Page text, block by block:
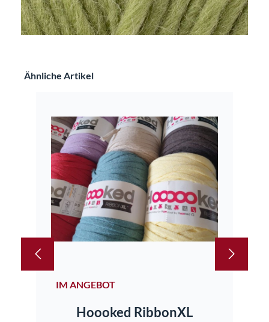
Produktgalerie überspringen
Ähnliche Artikel
IM ANGEBOT
Hoooked RibbonXL